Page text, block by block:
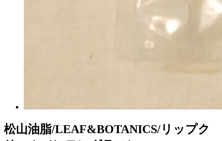
松山油脂/LEAF&BOTANICS/リップク